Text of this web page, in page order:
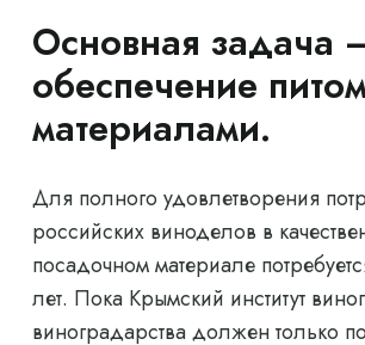
Основная задача
обеспечение
материалами.
Для полного удовлетворения
российских виноделов в
посадочном материале
лет. Пока Крымский институт
виноградарства должен только